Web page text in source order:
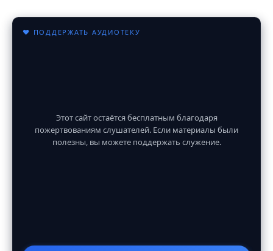
♥ ПОДДЕРЖАТЬ АУДИОТЕКУ
Этот сайт остаётся бесплатным благодаря
пожертвованиям слушателей. Если материалы были
полезны, вы можете поддержать служение.